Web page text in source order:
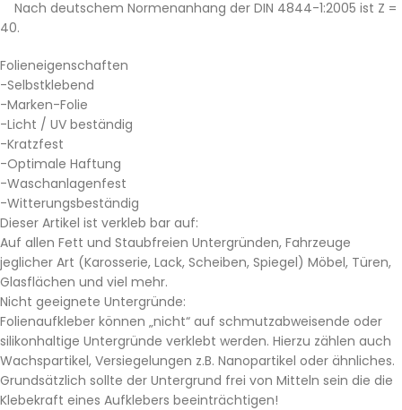
Nach deutschem Normenanhang der DIN 4844-1:2005 ist Z =
40.
Folieneigenschaften
-Selbstklebend
-Marken-Folie
-Licht / UV beständig
-Kratzfest
-Optimale Haftung
-Waschanlagenfest
-Witterungsbeständig
Dieser Artikel ist verkleb bar auf:
Auf allen Fett und Staubfreien Untergründen, Fahrzeuge
jeglicher Art (Karosserie, Lack, Scheiben, Spiegel) Möbel, Türen,
Glasflächen und viel mehr.
Nicht geeignete Untergründe:
Folienaufkleber können „nicht“ auf schmutzabweisende oder
silikonhaltige Untergründe verklebt werden. Hierzu zählen auch
Wachspartikel, Versiegelungen z.B. Nanopartikel oder ähnliches.
Grundsätzlich sollte der Untergrund frei von Mitteln sein die die
Klebekraft eines Aufklebers beeinträchtigen!